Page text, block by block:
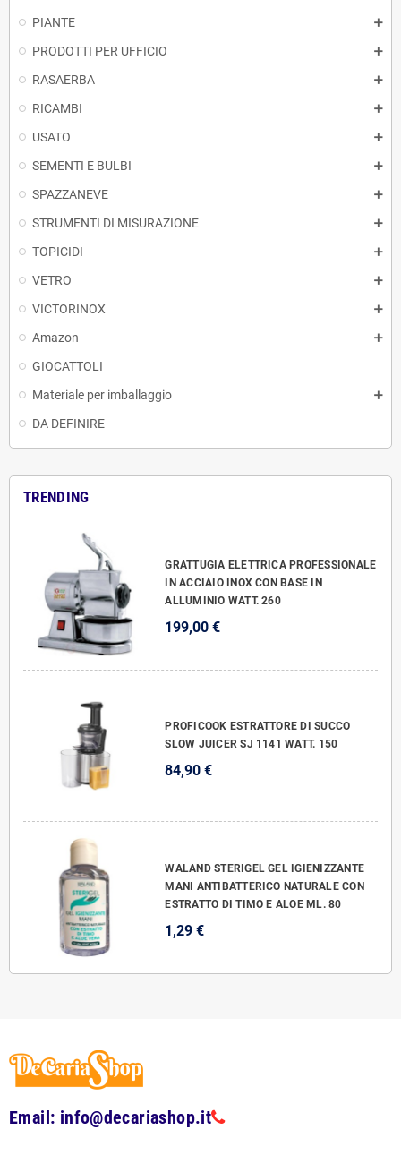
PIANTE
PRODOTTI PER UFFICIO
RASAERBA
RICAMBI
USATO
SEMENTI E BULBI
SPAZZANEVE
STRUMENTI DI MISURAZIONE
TOPICIDI
VETRO
VICTORINOX
Amazon
GIOCATTOLI
Materiale per imballaggio
DA DEFINIRE
TRENDING
GRATTUGIA ELETTRICA PROFESSIONALE
IN ACCIAIO INOX CON BASE IN
ALLUMINIO WATT. 260
199,00 €
PROFICOOK ESTRATTORE DI SUCCO
SLOW JUICER SJ 1141 WATT. 150
84,90 €
WALAND STERIGEL GEL IGIENIZZANTE
MANI ANTIBATTERICO NATURALE CON
ESTRATTO DI TIMO E ALOE ML. 80
1,29 €
Email: info@decariashop.it